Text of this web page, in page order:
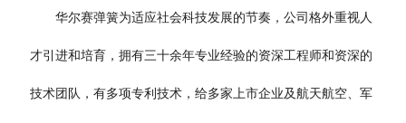
华尔赛弹簧为适应社会科技发展的节奏，公司格外重视人
才引进和培育，拥有三十余年专业经验的资深工程师和资深的
技术团队，有多项专利技术，给多家上市企业及航天航空、军